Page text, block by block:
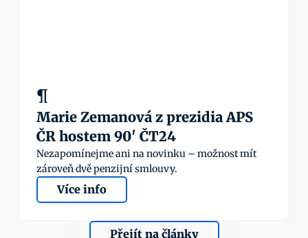
¶
Marie Zemanová z prezidia APS
ČR hostem 90' ČT24
Nezapomínejme ani na novinku – možnost mít
zároveň dvě penzijní smlouvy.
Více info
Přejít na články